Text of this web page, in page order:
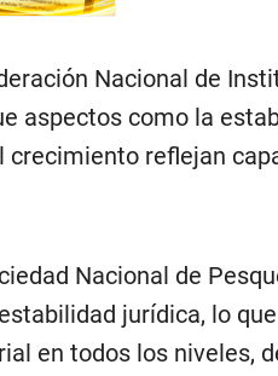
Nacional de
aspectos como la
reflejan
Nacional de
jurídica, lo que
en todos los niveles,